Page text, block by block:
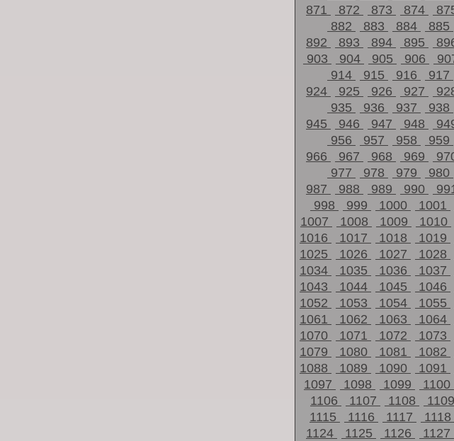
871
872 873 874
882
883 884 885
892
893 894 895
903
904 905 906
914
915 916 917
924
925 926 927
935
936 937 938
945
946 947 948
956
957 958 959
966
967 968 969
977
978 979 980
987
988 989 990
998
999 1000 1001
1007
1008 1009 1010
1016
1017 1018 1019
1025
1026 1027 1028
1034
1035 1036 1037
1043
1044 1045 1046
1052
1053 1054 1055
1061
1062 1063 1064
1070
1071 1072 1073
1079
1080 1081 1082
1088
1089 1090 1091
1097
1098 1099 1100
1106
1107 1108 1109
1115
1116 1117 1118
1124
1125 1126 1127